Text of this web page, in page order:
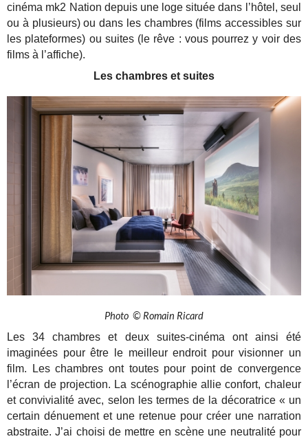
cinéma mk2 Nation depuis une loge située dans l’hôtel, seul
ou à plusieurs) ou dans les chambres (films accessibles sur
les plateformes) ou suites (le rêve : vous pourrez y voir des
films à l’affiche).
Les chambres et suites
Photo © Romain Ricard
Les 34 chambres et deux suites-cinéma ont ainsi été
imaginées pour être le meilleur endroit pour visionner un
film.
Les chambres ont toutes pour point de convergence
l’écran de projection. La scénographie allie confort, chaleur
et convivialité avec, selon les termes de la décoratrice « un
certain dénuement et une retenue pour créer une narration
abstraite. J’ai choisi de mettre en scène une neutralité pour